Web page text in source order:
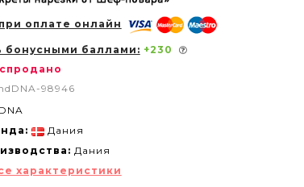
оплате онлайн
бонусными баллами: +230
98946
Дания
Дания
характеристики